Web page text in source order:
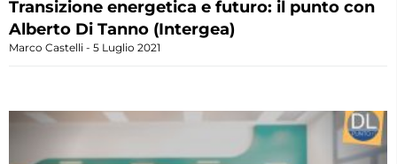
Transizione energetica e futuro: il punto con
Alberto Di Tanno (Intergea)
Marco Castelli 5 Luglio 2021